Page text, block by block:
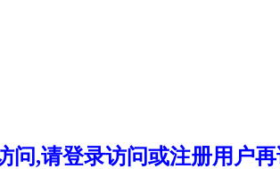
问,请登录访问或注册用户